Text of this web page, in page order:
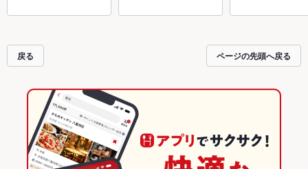
戻る ページの先頭へ戻る